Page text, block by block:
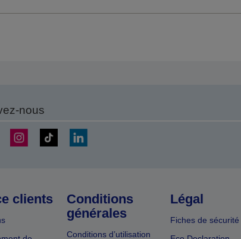
nous
clients
Conditions
générales
Conditions d’utilisation
Légal
Fiches de sécurité